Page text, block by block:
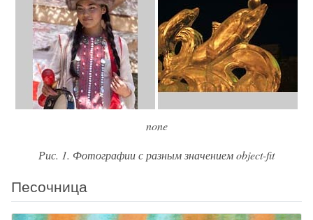
none
Рис. 1. Фотографии с разным значением object-fit
Песочница
clear
clip
clip-path
color
color-scheme
column-count
column-rule
column-rule-style
column-rule-width